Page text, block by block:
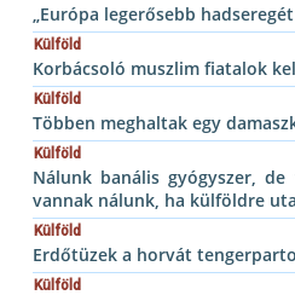
„Európa legerősebb
Külföld
Korbácsoló muszlim fiatalok
Külföld
Többen meghaltak egy
Külföld
Nálunk banális gyógyszer,
vannak nálunk, ha külföldre
Külföld
Erdőtüzek a horvát
Külföld